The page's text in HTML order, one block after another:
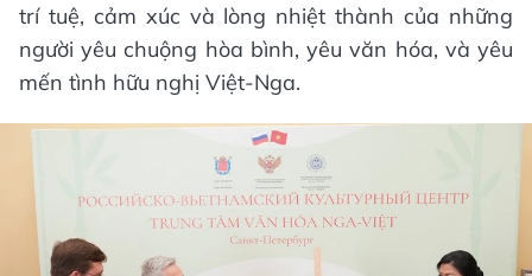
trí tuệ, cảm xúc và lòng nhiệt thành của những
người yêu chuộng hòa bình, yêu văn hóa, và yêu
mến tình hữu nghị Việt-Nga.